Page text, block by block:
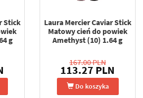
Stick
g
Laura Mercier Caviar Stick
Matowy cień do powiek
Amethyst (10) 1.64 g
167.00 PLN
113.27 PLN
Do koszyka